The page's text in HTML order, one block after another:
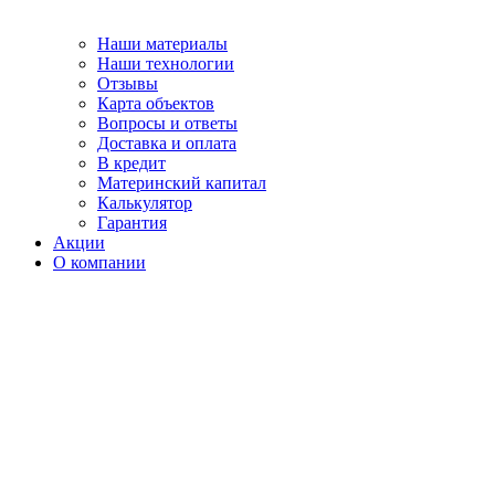
Наши материалы
Наши технологии
Отзывы
Карта объектов
Вопросы и ответы
Доставка и оплата
В кредит
Материнский капитал
Калькулятор
Гарантия
Акции
О компании